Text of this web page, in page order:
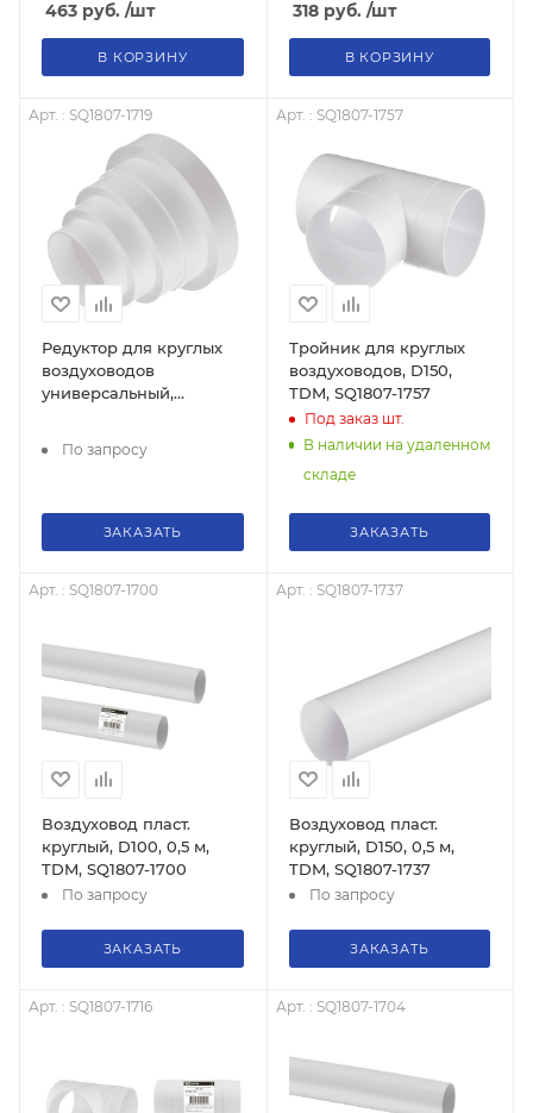
463 руб. /шт
В КОРЗИНУ
318руб. /шт
В КОРЗИНУ
Арт. : SQ1807-1719
Редуктор для круглых
воздуховодов
универсальный,
По запросу
ЗАКАЗАТЬ
Арт. : SQ1807-1757
Тройник для круглых
воздуховодов, D150,
TDM, SQ1807-1757
Под заказшт.
В наличии на удаленном
складе
ЗАКАЗАТЬ
Арт. : SQ1807-1700
Воздуховод пласт.
круглый, D100, 0,5 м,
TDM, SQ1807-1700
По запросу
ЗАКАЗАТЬ
Арт. : SQ1807-1737
Воздуховод пласт.
круглый, D150, 0,5 м,
TDM, SQ1807-1737
По запросу
ЗАКАЗАТЬ
Арт. : SQ1807-1716 Арт. : SQ1807-1704